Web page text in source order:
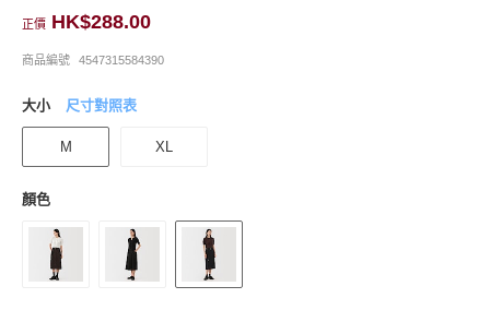
正價 HK$288.00
商品編號 4547315584390
大小 尺寸對照表
M XL
顏色